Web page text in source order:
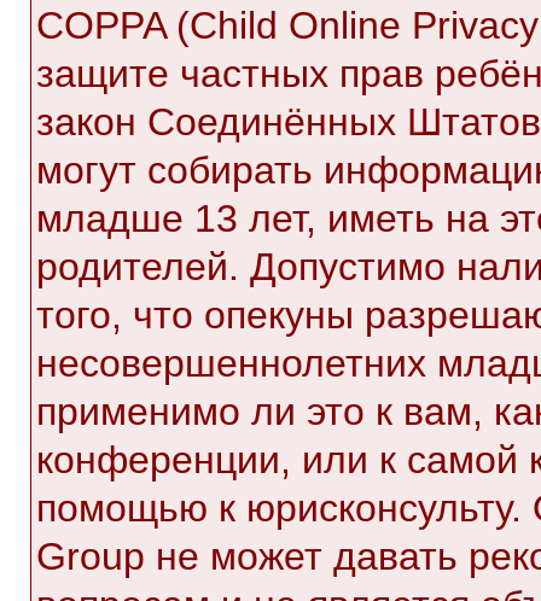
COPPA (Child Online
защите частных прав
закон Соединённых
могут собирать
младше 13 лет, иметь на
родителей. Допустимо
того, что опекуны
несовершеннолетних
применимо ли это к вам,
конференции, или к самой
помощью к
Group не может давать